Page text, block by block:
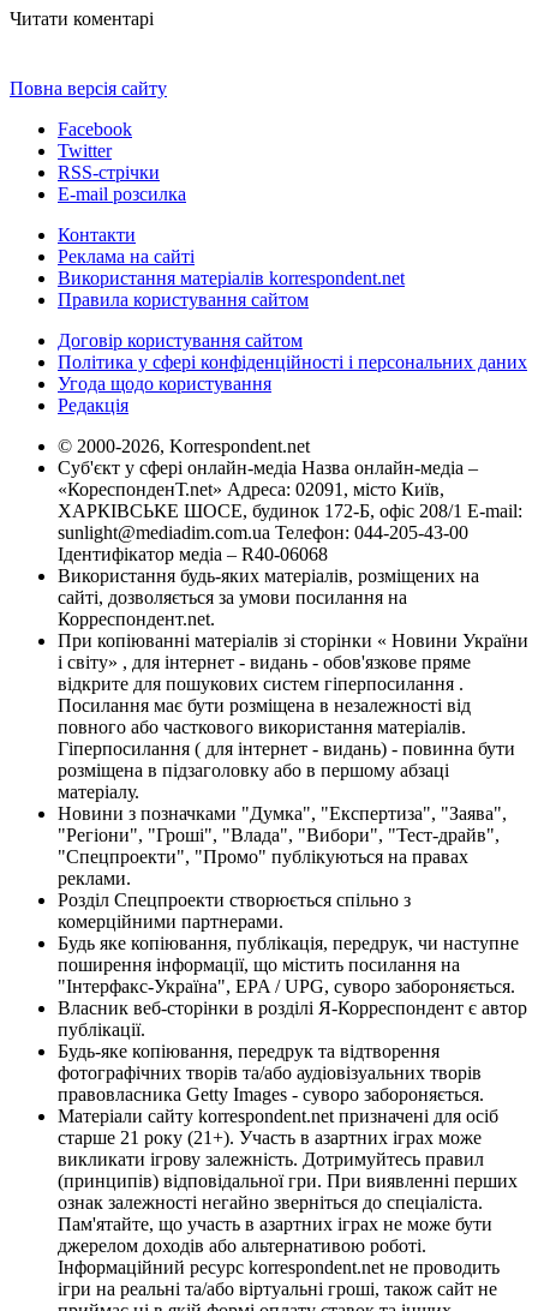
Читати коментарі
Повна версія сайту
Facebook
Twitter
RSS-стрічки
E-mail розсилка
Контакти
Реклама на сайті
Використання матеріалів korrespondent.net
Правила користування сайтом
Договір користування сайтом
Політика у сфері конфіденційності і персональних даних
Угода щодо користування
Редакція
© 2000-2026, Korrespondent.net
Суб'єкт у сфері онлайн-медіа Назва онлайн-медіа –
«КореспонденТ.net» Адреса: 02091, місто Київ,
ХАРКІВСЬКЕ ШОСЕ, будинок 172-Б, офіс 208/1 E-mail:
sunlight@mediadim.com.ua Телефон: 044-205-43-00
Ідентифікатор медіа – R40-06068
Використання будь-яких матеріалів, розміщених на
сайті, дозволяється за умови посилання на
Корреспондент.net.
При копіюванні матеріалів зі сторінки « Новини України
і світу» , для інтернет - видань - обов'язкове пряме
відкрите для пошукових систем гіперпосилання .
Посилання має бути розміщена в незалежності від
повного або часткового використання матеріалів.
Гіперпосилання ( для інтернет - видань) - повинна бути
розміщена в підзаголовку або в першому абзаці
матеріалу.
Новини з позначками "Думка", "Експертиза", "Заява",
"Регіони", "Гроші", "Влада", "Вибори", "Тест-драйв",
"Спецпроекти", "Промо" публікуються на правах
реклами.
Розділ Спецпроекти створюється спільно з
комерційними партнерами.
Будь яке копіювання, публікація, передрук, чи наступне
поширення інформації, що містить посилання на
"Інтерфакс-Україна", EPA / UPG, суворо забороняється.
Власник веб-сторінки в розділі Я-Корреспондент є автор
публікації.
Будь-яке копіювання, передрук та відтворення
фотографічних творів та/або аудіовізуальних творів
правовласника Getty Images - суворо забороняється.
Матеріали сайту korrespondent.net призначені для осіб
старше 21 року (21+). Участь в азартних іграх може
викликати ігрову залежність. Дотримуйтесь правил
(принципів) відповідальної гри. При виявленні перших
ознак залежності негайно зверніться до спеціаліста.
Пам'ятайте, що участь в азартних іграх не може бути
джерелом доходів або альтернативою роботі.
Інформаційний ресурс korrespondent.net не проводить
ігри на реальні та/або віртуальні гроші, також сайт не